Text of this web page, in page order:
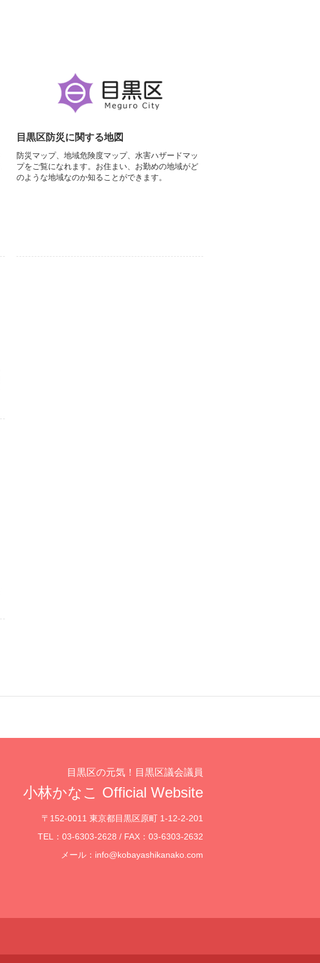
目黒区防災に関する地図
防災マップ、地域危険度マップ、水害ハザードマッ
プをご覧になれます。お住まい、お勤めの地域がど
のような地域なのか知ることができます。
目黒区の元気！目黒区議会議員
小林かなこ Official Website
〒152-0011 東京都目黒区原町 1-12-2-201
TEL：03-6303-2628 / FAX：03-6303-2632
メール： info@kobayashikanako.com